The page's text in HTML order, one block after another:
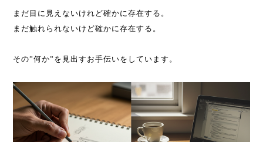
まだ目に見えないけれど確かに存在する。
まだ触れられないけど確かに存在する。
その”何か”を見出すお手伝いをしています。